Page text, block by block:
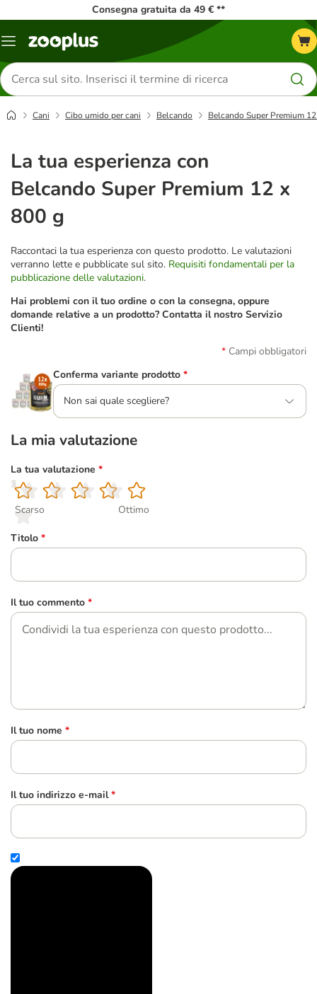
Consegna gratuita da 49 € **
Overview
Cerca
prodotti
Cani Cibo umido per cani Belcando Belcando Super Premium
La tua esperienza con
Belcando Super Premium 12 x
800 g
Raccontaci la tua esperienza con questo prodotto. Le valutazioni
verranno lette e pubblicate sul sito. Requisiti fondamentali per la
pubblicazione delle valutazioni.
Hai problemi con il tuo ordine o con la consegna, oppure
domande relative a un prodotto? Contatta il nostro Servizio
Clienti!
Campi obbligatori
Conferma variante prodotto *
Non sai quale scegliere?
La mia valutazione
La tua valutazione *
1
Scarso
2
3
4
5
Ottimo
Titolo *
Il tuo commento *
Il tuo nome *
Il tuo indirizzo e-mail *